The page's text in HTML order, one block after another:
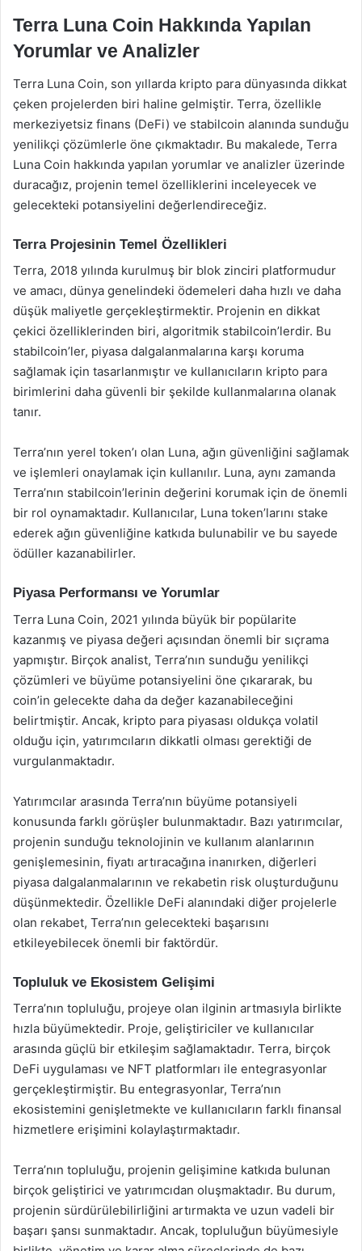
Terra Luna Coin Hakkında Yapılan
Yorumlar ve Analizler
Terra Luna Coin, son yıllarda kripto para dünyasında dikkat
çeken projelerden biri haline gelmiştir. Terra, özellikle
merkeziyetsiz finans (DeFi) ve stabilcoin alanında sunduğu
yenilikçi çözümlerle öne çıkmaktadır. Bu makalede, Terra
Luna Coin hakkında yapılan yorumlar ve analizler üzerinde
duracağız, projenin temel özelliklerini inceleyecek ve
gelecekteki potansiyelini değerlendireceğiz.
Terra Projesinin Temel Özellikleri
Terra, 2018 yılında kurulmuş bir blok zinciri platformudur
ve amacı, dünya genelindeki ödemeleri daha hızlı ve daha
düşük maliyetle gerçekleştirmektir. Projenin en dikkat
çekici özelliklerinden biri, algoritmik stabilcoin’lerdir. Bu
stabilcoin’ler, piyasa dalgalanmalarına karşı koruma
sağlamak için tasarlanmıştır ve kullanıcıların kripto para
birimlerini daha güvenli bir şekilde kullanmalarına olanak
tanır.
Terra’nın yerel token’ı olan Luna, ağın güvenliğini sağlamak
ve işlemleri onaylamak için kullanılır. Luna, aynı zamanda
Terra’nın stabilcoin’lerinin değerini korumak için de önemli
bir rol oynamaktadır. Kullanıcılar, Luna token’larını stake
ederek ağın güvenliğine katkıda bulunabilir ve bu sayede
ödüller kazanabilirler.
Piyasa Performansı ve Yorumlar
Terra Luna Coin, 2021 yılında büyük bir popülarite
kazanmış ve piyasa değeri açısından önemli bir sıçrama
yapmıştır. Birçok analist, Terra’nın sunduğu yenilikçi
çözümleri ve büyüme potansiyelini öne çıkararak, bu
coin’in gelecekte daha da değer kazanabileceğini
belirtmiştir. Ancak, kripto para piyasası oldukça volatil
olduğu için, yatırımcıların dikkatli olması gerektiği de
vurgulanmaktadır.
Yatırımcılar arasında Terra’nın büyüme potansiyeli
konusunda farklı görüşler bulunmaktadır. Bazı yatırımcılar,
projenin sunduğu teknolojinin ve kullanım alanlarının
genişlemesinin, fiyatı artıracağına inanırken, diğerleri
piyasa dalgalanmalarının ve rekabetin risk oluşturduğunu
düşünmektedir. Özellikle DeFi alanındaki diğer projelerle
olan rekabet, Terra’nın gelecekteki başarısını
etkileyebilecek önemli bir faktördür.
Topluluk ve Ekosistem Gelişimi
Terra’nın topluluğu, projeye olan ilginin artmasıyla birlikte
hızla büyümektedir. Proje, geliştiriciler ve kullanıcılar
arasında güçlü bir etkileşim sağlamaktadır. Terra, birçok
DeFi uygulaması ve NFT platformları ile entegrasyonlar
gerçekleştirmiştir. Bu entegrasyonlar, Terra’nın
ekosistemini genişletmekte ve kullanıcıların farklı finansal
hizmetlere erişimini kolaylaştırmaktadır.
Terra’nın topluluğu, projenin gelişimine katkıda bulunan
birçok geliştirici ve yatırımcıdan oluşmaktadır. Bu durum,
projenin sürdürülebilirliğini artırmakta ve uzun vadeli bir
başarı şansı sunmaktadır. Ancak, topluluğun büyümesiyle